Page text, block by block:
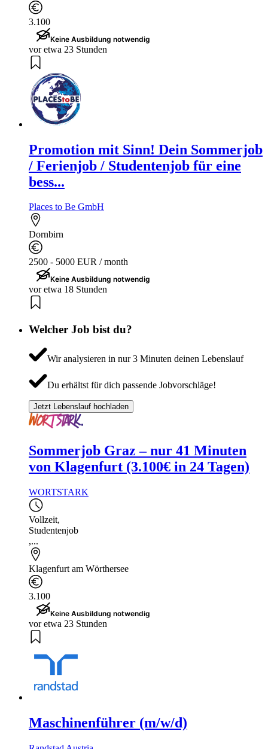
3.100
Keine Ausbildung notwendig
vor etwa 23 Stunden
Promotion mit Sinn! Dein Sommerjob
/ Ferienjob / Studentenjob für eine
bess...
Places to Be GmbH
Dornbirn
2500 - 5000 EUR / month
Keine Ausbildung notwendig
vor etwa 18 Stunden
Welcher Job bist du?
Wir analysieren in nur 3 Minuten deinen Lebenslauf
Du erhältst für dich passende Jobvorschläge!
Jetzt Lebenslauf hochladen
Sommerjob Graz – nur 41 Minuten
von Klagenfurt (3.100€ in 24 Tagen)
WORTSTARK
Vollzeit,
Studentenjob
,...
Klagenfurt am Wörthersee
3.100
Keine Ausbildung notwendig
vor etwa 23 Stunden
Maschinenführer (m/w/d)